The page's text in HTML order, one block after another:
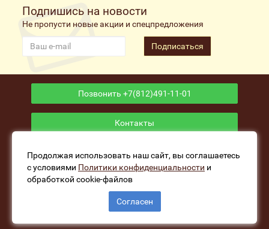
Подпишись на новости
Не пропусти новые акции и спецпредложения
Подписаться
Позвонить +7(812)491-11-01
Контакты
Приложение
www.fishers-house.ru - Рыболовный магазин Избушка
Рыбака © 2026
Продолжая использовать наш сайт, вы соглашаетесь
с условиями Политики конфиденциальности и
обработкой cookie-файлов
Согласен